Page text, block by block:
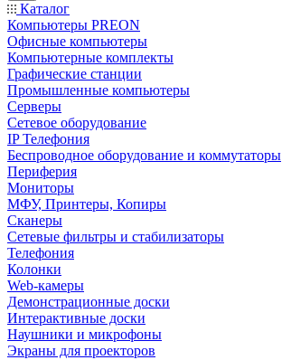
Каталог
Компьютеры PREON
Офисные компьютеры
Компьютерные комплекты
Графические станции
Промышленные компьютеры
Серверы
Сетевое оборудование
IP Телефония
Беспроводное оборудование и коммутаторы
Периферия
Мониторы
МФУ, Принтеры, Копиры
Сканеры
Сетевые фильтры и стабилизаторы
Телефония
Колонки
Web-камеры
Демонстрационные доски
Интерактивные доски
Наушники и микрофоны
Экраны для проекторов